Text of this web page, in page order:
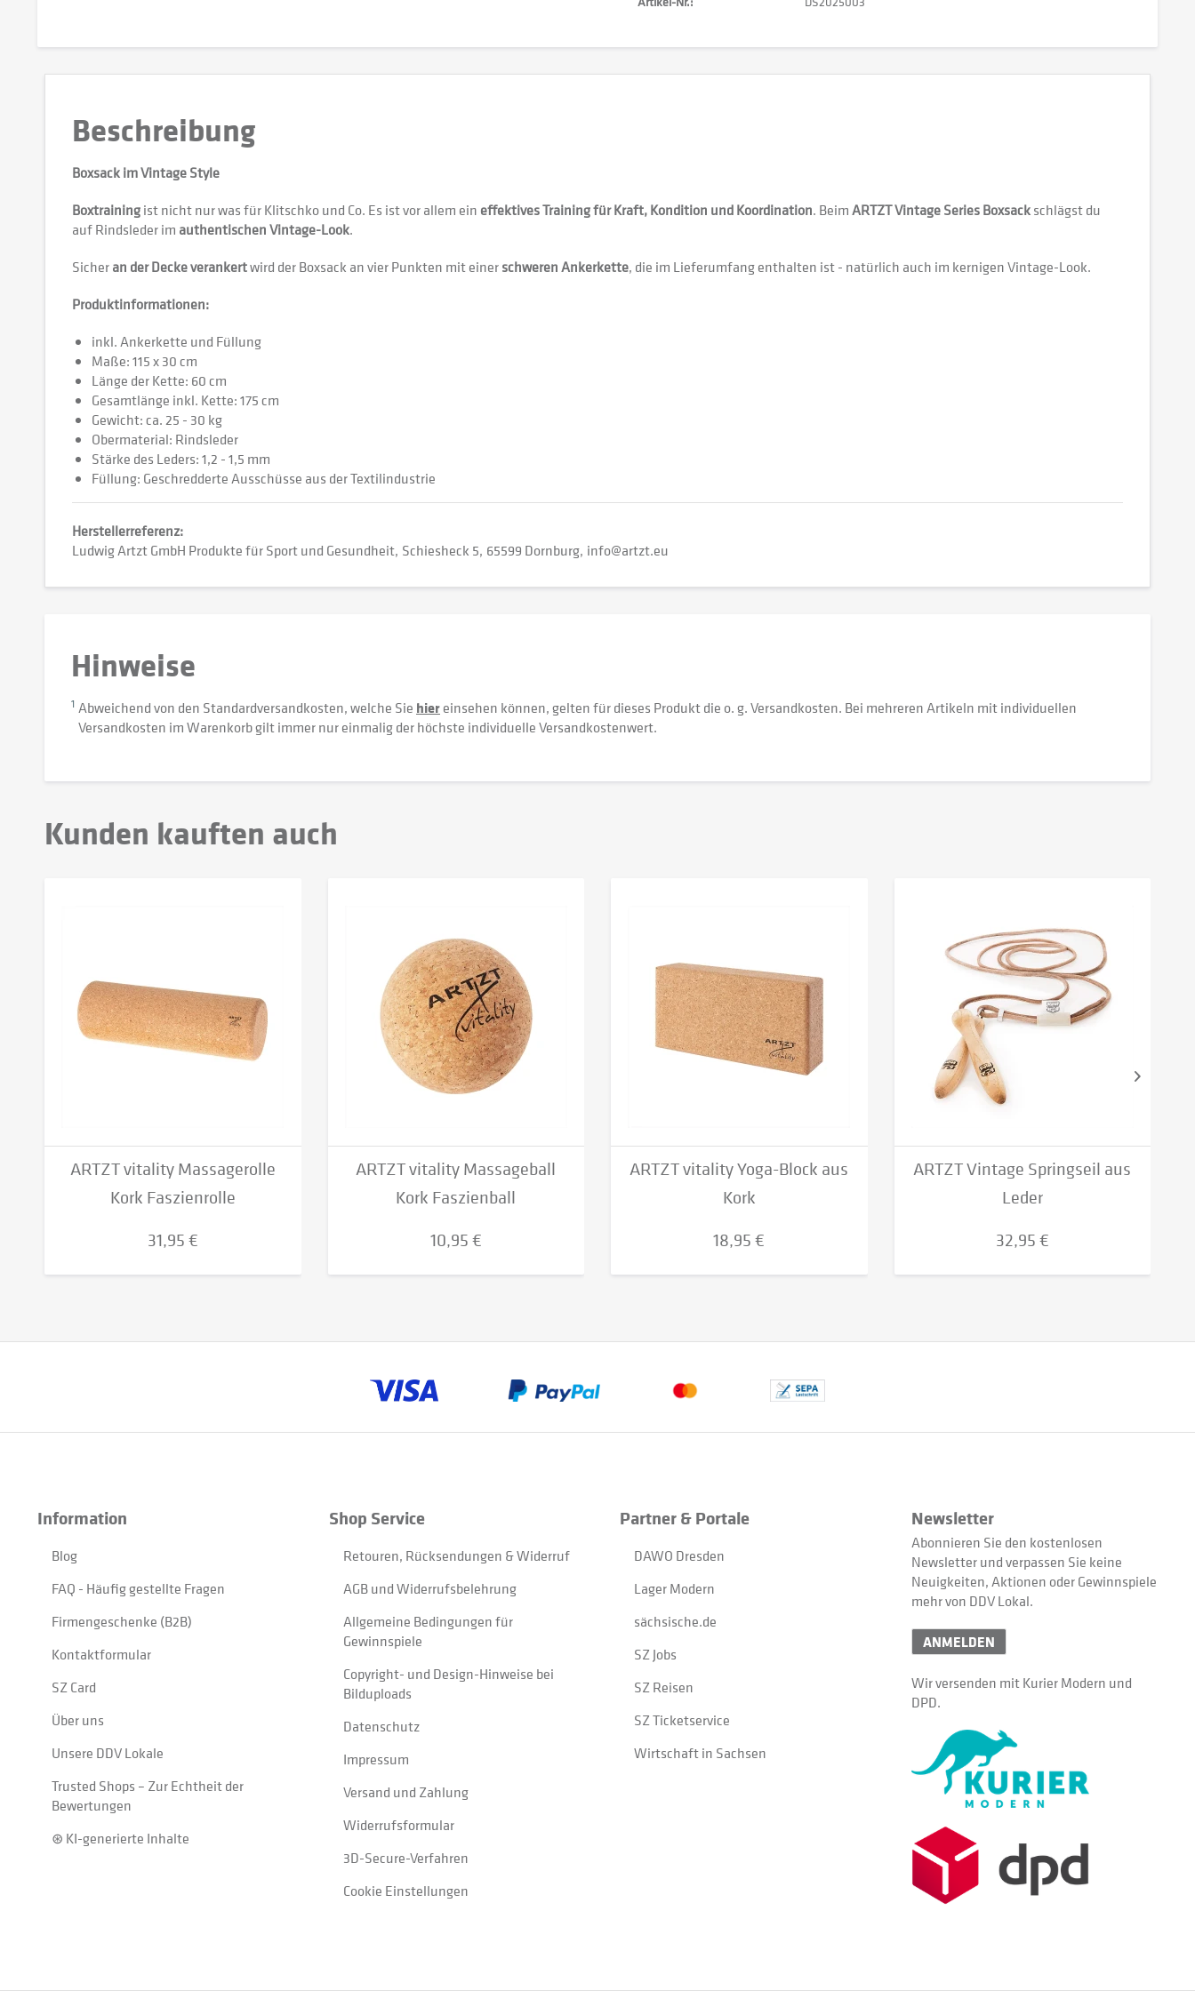
Beschreibung
Boxsack im Vintage Style
Boxtrainingist nicht nur was für Klitschko und Co. Es ist vor allem ein effektives Training für Kraft, Kondition und Koordination. BeimARTZT Vintage Series Boxsackschlägst du
auf Rindsleder im authentischen Vintage-Look.
Sicheran der Decke verankertwird der Boxsack an vier Punkten mit einerschweren Ankerkette, die im Lieferumfang enthalten ist - natürlich auch im kernigen Vintage-Look.
Produktinformationen:
inkl. Ankerkette und Füllung
Maße: 115 x 30 cm
Länge der Kette: 60 cm
Gesamtlänge inkl. Kette: 175 cm
Gewicht: ca. 25 - 30 kg
Obermaterial: Rindsleder
Stärke des Leders: 1,2 - 1,5 mm
Füllung: Geschredderte Ausschüsse aus der Textilindustrie
Herstellerreferenz:
Ludwig Artzt GmbH Produkte für Sport und Gesundheit Schiesheck 5 65599 Dornburg info@artzt.eu
Hinweise
1 Abweichend von den Standardversandkosten, welche Sie hiereinsehen können, gelten für dieses Produkt die o. g. Versandkosten. Bei mehreren Artikeln mit individuellen
Versandkosten im Warenkorb gilt immer nur einmalig der höchste individuelle Versandkostenwert.
Kunden kauften auch
ARTZT vitality Massagerolle
Kork Faszienrolle
31,95 €
ARTZT vitality Massageball
Kork Faszienball
10,95 €
ARTZT vitality Yoga-Block aus
Kork
18,95 €
ARTZT Vintage Springseil aus
Leder
32,95 €
Information
Blog
FAQ - Häufig gestellte Fragen
Firmengeschenke (B2B)
Kontaktformular
SZ Card
Über uns
Unsere DDV Lokale
Trusted Shops – Zur Echtheit der
Bewertungen
⊛ KI-generierte Inhalte
Shop Service
Retouren, Rücksendungen & Widerruf
AGB und Widerrufsbelehrung
Allgemeine Bedingungen für
Gewinnspiele
Copyright- und Design-Hinweise bei
Bilduploads
Datenschutz
Impressum
Versand und Zahlung
Widerrufsformular
3D-Secure-Verfahren
Cookie Einstellungen
Partner & Portale
DAWO Dresden
Lager Modern
sächsische.de
SZ Jobs
SZ Reisen
SZ Ticketservice
Wirtschaft in Sachsen
Newsletter
Abonnieren Sie den kostenlosen
Newsletter und verpassen Sie keine
Neuigkeiten, Aktionen oder Gewinnspiele
mehr von DDV Lokal.
ANMELDEN
Wir versenden mit Kurier Modern und
DPD.